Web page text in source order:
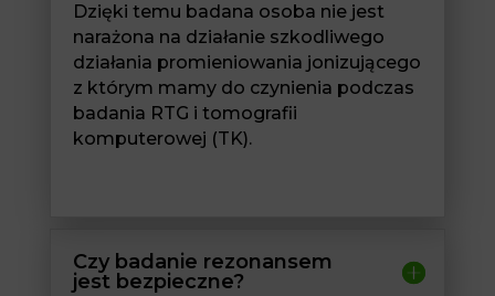
Dzięki temu badana osoba nie jest
narażona na działanie szkodliwego
działania promieniowania jonizującego
z którym mamy do czynienia podczas
badania RTG i tomografii
komputerowej (TK).
Czy badanie rezonansem
jest bezpieczne?